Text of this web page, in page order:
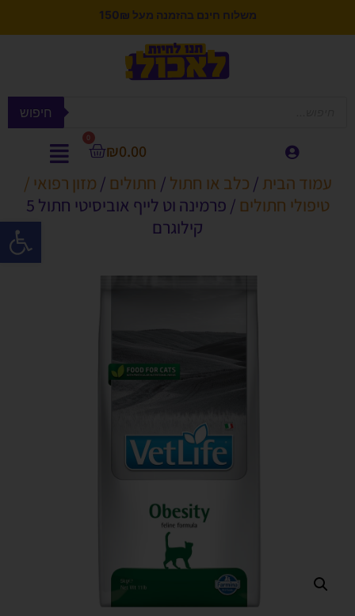
פתח
משלוח חינם בהזמנה מעל 150₪
חיפוש
₪0.00
0
עמוד הבית / כלב או חתול / חתולים / מזון רפואי /
טיפולי חתולים
/ פרמינה וט לייף אוביסיטי חתול 5
קילוגרם